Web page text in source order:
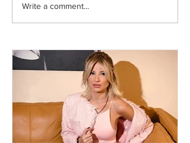
Ευρυδίκη Βαλαβάνη: Η
δημόσια εξομολόγηση
Μόργκαν – «Τα όνειρα
όντως γίνονται
πραγματικότητα»
Write a comment...